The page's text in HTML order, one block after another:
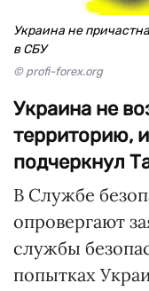
Украина не
в СБУ
© profi-forex.org
Украина не
территорию,
подчеркнул
В Службе
опровергают
службы
попытках